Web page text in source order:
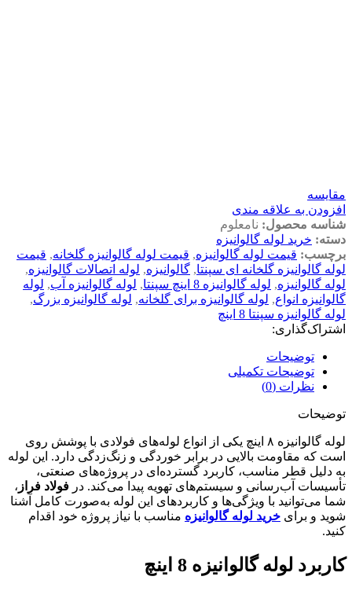
مقايسه
افزودن به علاقه مندی
شناسه محصول: نامعلوم
دسته: خرید لوله گالوانیزه
برچسب: قیمت لوله گالوانیزه, قیمت لوله گالوانیزه گلخانه, قیمت
لوله گالوانیزه گلخانه ای سپنتا, گالوانیزه, لوله اتصالات گالوانیزه,
لوله گالوانیزه, لوله گالوانیزه 8 اینچ سپنتا , لوله گالوانیزه آب, لوله
گالوانیزه انواع, لوله گالوانیزه برای گلخانه, لوله گالوانیزه بزرگ,
لوله گالوانیزه سپنتا 8 اینچ
اشتراک‌گذاری:
توضیحات
توضیحات تکمیلی
نظرات (0)
توضیحات
لوله گالوانیزه ۸ اینچ یکی از انواع لوله‌های فولادی با پوشش روی
است که مقاومت بالایی در برابر خوردگی و زنگ‌زدگی دارد. این لوله
به دلیل قطر مناسب، کاربرد گسترده‌ای در پروژه‌های صنعتی،
تأسیسات آب‌رسانی و سیستم‌های تهویه پیدا می‌کند. در فولاد فراز ،
شما می‌توانید با ویژگی‌ها و کاربردهای این لوله به‌صورت کامل آشنا
شوید و برای خرید لوله گالوانیزه مناسب با نیاز پروژه خود اقدام
کنید.
کاربرد لوله گالوانیزه 8 اینچ